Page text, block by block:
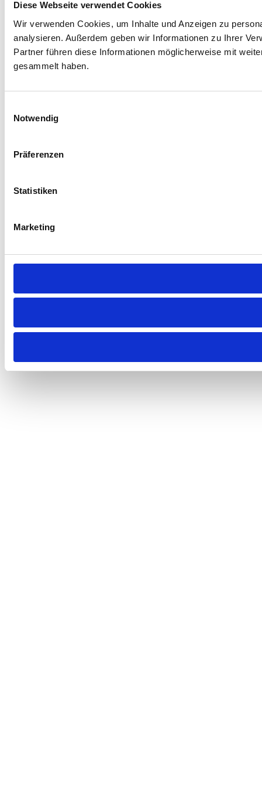
Diese Webseite verwendet Cookies
Wir verwenden Cookies, um Inhalte und Anzeigen zu
analysieren. Außerdem geben wir Informationen zu Ihrer
Partner führen diese Informationen möglicherweise mit
gesammelt haben.
Notwendig
Präferenzen
Statistiken
Marketing